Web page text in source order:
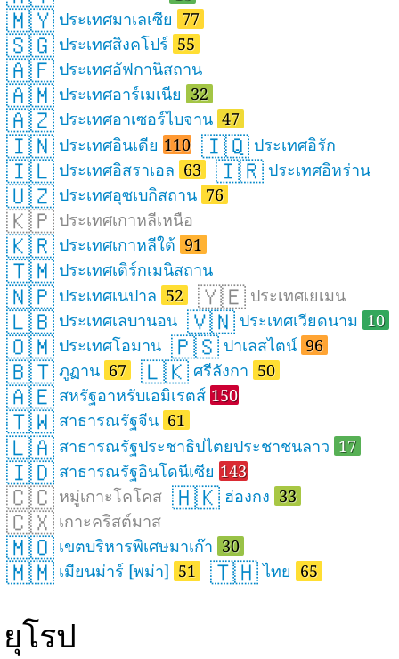
🇲🇾 ประเทศมาเลเซีย 77
🇸🇬 ประเทศสิงคโปร์ 55
🇦🇫 ประเทศอัฟกานิสถาน
🇦🇲 ประเทศอาร์เมเนีย 32
🇦🇿 ประเทศอาเซอร์ไบจาน 47
🇮🇳 ประเทศอินเดีย 110 🇮🇶 ประเทศอิรัก
🇮🇱 ประเทศอิสราเอล 63 🇮🇷 ประเทศอิหร่าน
🇺🇿 ประเทศอุซเบกิสถาน 76
🇰🇵 ประเทศเกาหลีเหนือ
🇰🇷 ประเทศเกาหลีใต้ 91
🇹🇲 ประเทศเติร์กเมนิสถาน
🇳🇵 ประเทศเนปาล 52 🇾🇪 ประเทศเยเมน
🇱🇧 ประเทศเลบานอน 🇻🇳 ประเทศเวียดนาม 10
🇴🇲 ประเทศโอมาน 🇵🇸 ปาเลสไตน์ 96
🇧🇹 ภูฏาน 67 🇱🇰 ศรีลังกา 50
🇦🇪 สหรัฐอาหรับเอมิเรตส์ 150
🇹🇼 สาธารณรัฐจีน 61
🇱🇦 สาธารณรัฐประชาธิปไตยประชาชนลาว 17
🇮🇩 สาธารณรัฐอินโดนีเซีย 143
🇨🇨 หมู่เกาะโคโคส 🇭🇰 ฮ่องกง 33
🇨🇽 เกาะคริสต์มาส
🇲🇴 เขตบริหารพิเศษมาเก๊า 30
🇲🇲 เมียนม่าร์ [พม่า] 51 🇹🇭ไทย 65
ยุโรป